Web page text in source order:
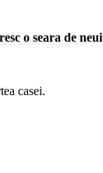
o seara de
casei.